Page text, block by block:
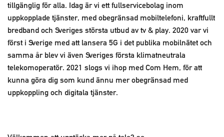
tillgänglig för alla. Idag är vi ett fullservicebolag inom
uppkopplade tjänster, med obegränsad mobiltelefoni, kraftfullt
bredband och Sveriges största utbud av tv & play. 2020 var vi
först i Sverige med att lansera 5G i det publika mobilnätet och
samma år blev vi även Sveriges första klimatneutrala
telekomoperatör. 2021 slogs vi ihop med Com Hem, för att
kunna göra dig som kund ännu mer obegränsad med
uppkoppling och digitala tjänster.